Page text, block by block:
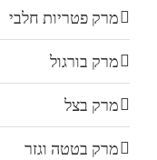
מרק פטריות חלבי
מרק בורגול
מרק בצל
מרק בטטה וגזר